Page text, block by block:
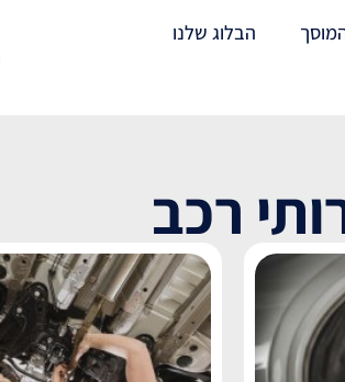
הבלוג שלנו
רכב